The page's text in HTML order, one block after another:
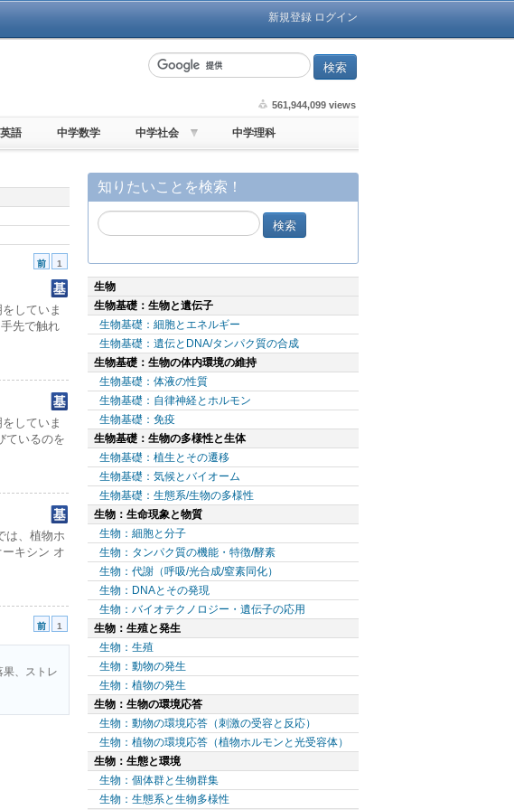
新規登録 ログイン
561,944,099 views
語 中学数学 中学社会 中学理科
前 1
していま
先で触れ
していま
ているのを
は、植物ホ
キシン オ
前 1
、ストレ
知りたいことを検索！
生物
生物基礎：生物と遺伝子
生物基礎：細胞とエネルギー
生物基礎：遺伝とDNA/タンパク質の合成
生物基礎：生物の体内環境の維持
生物基礎：体液の性質
生物基礎：自律神経とホルモン
生物基礎：免疫
生物基礎：生物の多様性と生体
生物基礎：植生とその遷移
生物基礎：気候とバイオーム
生物基礎：生態系/生物の多様性
生物：生命現象と物質
生物：細胞と分子
生物：タンパク質の機能・特徴/酵素
生物：代謝（呼吸/光合成/窒素同化）
生物：DNAとその発現
生物：バイオテクノロジー・遺伝子の応用
生物：生殖と発生
生物：生殖
生物：動物の発生
生物：植物の発生
生物：生物の環境応答
生物：動物の環境応答（刺激の受容と反応）
生物：植物の環境応答（植物ホルモンと光受容体）
生物：生態と環境
生物：個体群と生物群集
生物：生態系と生物多様性